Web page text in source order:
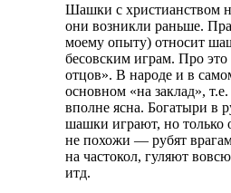
Шашки с христианством
они возникли раньше.
моему опыту) относит
бесовским играм. Про это
отцов». В народе и в
основном «на заклад»,
вполне ясна. Богатыри в
шашки играют, но только
не похожи — рубят
на частокол, гуляют
итд.